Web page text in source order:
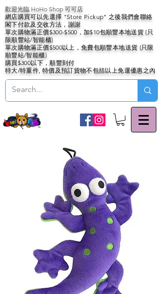
歡迎光臨 HoHo Shop 可可店
網店購買可以先選擇 "Store Pickup" 之後我們會聯絡
閣下付款及交收方法，謝謝
單次購物滿正價$300-$500，加$10包順豐本地送貨 (只
限順豐站/智能櫃)
單次購物滿正價$500以上，免費包順豐本地送貨 (只限
順豐站/智能櫃)
購買$300以下，順豐到付
特大/特重件, 特價及預訂貨物不包括以上免運優惠之內